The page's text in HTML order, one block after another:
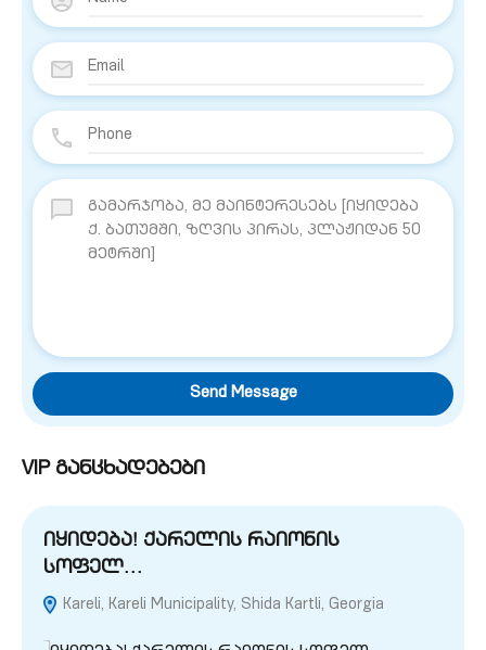
Send Message
VIP განცხადებები
იყიდება! ქარელის რაიონის
სოფელ…
Kareli, Kareli Municipality, Shida Kartli, Georgia